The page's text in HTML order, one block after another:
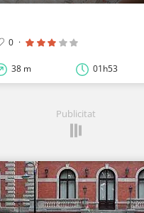
0 ·
38 m 01h53
Publicitat